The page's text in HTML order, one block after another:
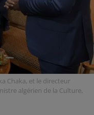
Chaka, et le directeur
algérien de la Culture,